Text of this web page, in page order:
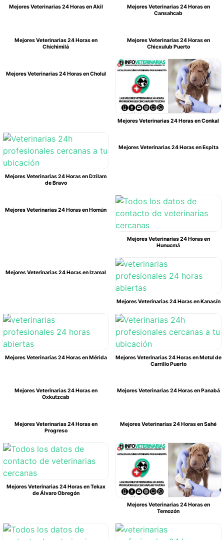
Mejores Veterinarias 24 Horas en Akil
Mejores Veterinarias 24 Horas en
Cansahcab
Mejores Veterinarias 24 Horas en
Chichimilá
Mejores Veterinarias 24 Horas en
Chicxulub Puerto
Mejores Veterinarias 24 Horas en Cholul
Mejores Veterinarias 24 Horas en Conkal
Mejores Veterinarias 24 Horas en Dzilam
de Bravo
Mejores Veterinarias 24 Horas en Espita
Mejores Veterinarias 24 Horas en Homún
Mejores Veterinarias 24 Horas en
Hunucmá
Mejores Veterinarias 24 Horas en Izamal
Mejores Veterinarias 24 Horas en Kanasín
Mejores Veterinarias 24 Horas en Mérida
Mejores Veterinarias 24 Horas en Motul de
Carrillo Puerto
Mejores Veterinarias 24 Horas en
Oxkutzcab
Mejores Veterinarias 24 Horas en Panabá
Mejores Veterinarias 24 Horas en
Progreso
Mejores Veterinarias 24 Horas en Sahé
Mejores Veterinarias 24 Horas en Tekax
de Álvaro Obregón
Mejores Veterinarias 24 Horas en
Temozón